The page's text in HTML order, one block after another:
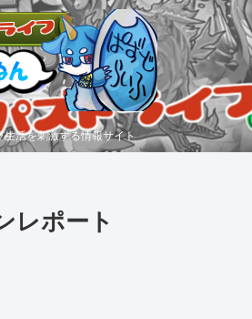
生活を刺激する情報サイト
レポート